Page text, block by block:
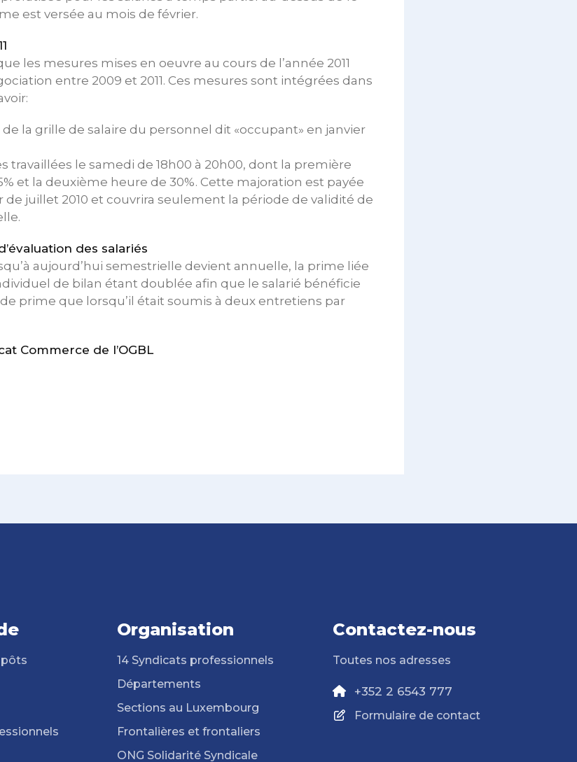
est versée au mois de février.
les mesures mises en oeuvre au cours de l’année 2011
entre 2009 et 2011. Ces mesures sont intégrées dans
de la grille de salaire du personnel dit «occupant» en janvier
travaillées le samedi de 18h00 à 20h00, dont la première
et la deuxième heure de 30%. Cette majoration est payée
juillet 2010 et couvrira seulement la période de validité de
des salariés
aujourd’hui semestrielle devient annuelle, la prime liée
de bilan étant doublée afin que le salarié bénéficie
prime que lorsqu’il était soumis à deux entretiens par
Commerce de l’OGBL
Organisation
14 Syndicats professionnels
Départements
Sections au Luxembourg
Frontalières et frontaliers
ONG Solidarité Syndicale
Contactez-nous
Toutes nos adresses
+352 2 6543 777
Formulaire de contact